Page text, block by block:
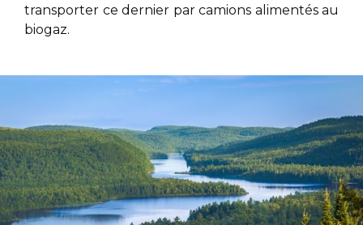
transporter ce dernier par camions alimentés au
biogaz.